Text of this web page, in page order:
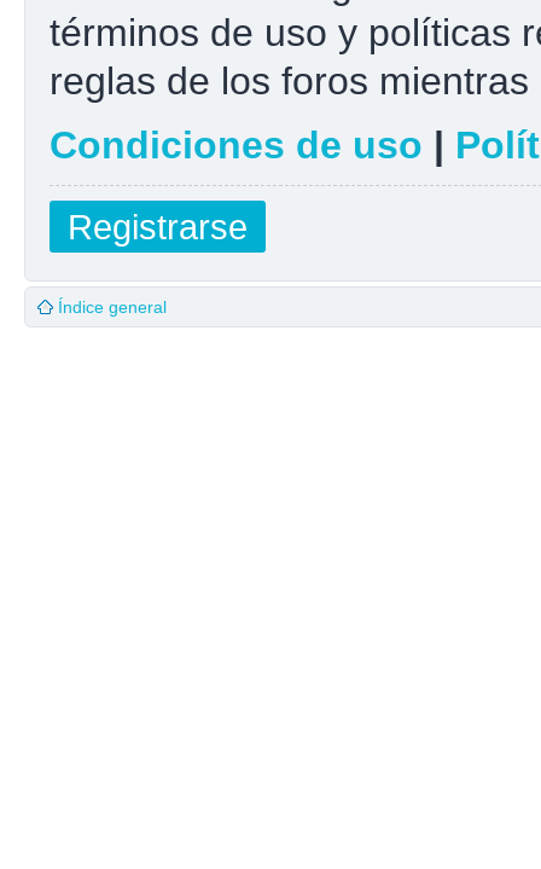
términos de uso y políticas
reglas de los foros
Condiciones de uso |
Registrarse
Índice general